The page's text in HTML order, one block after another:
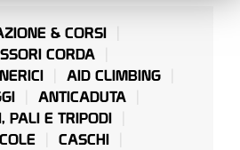
& CORSI
CORDA
AID CLIMBING
ANTICADUTA
PALI E TRIPODI
CASCHI